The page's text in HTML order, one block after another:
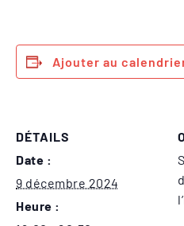
Ajouter au
DÉTAILS
Date :
9 décembre 2024
Heure :